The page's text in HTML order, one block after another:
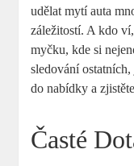
udělat mytí auta
záležitostí. A kdo
myčku, kde si
sledování
do nabídky a
Časté